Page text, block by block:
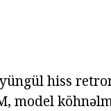
hiss
model